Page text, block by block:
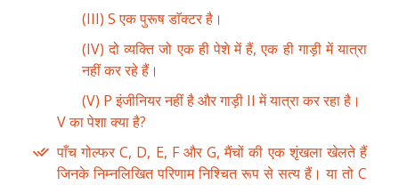
(III) S एक पुरूष डाॅक्टर है।
(IV) दो व्यक्ति जो एक ही पेशे में हैं, एक ही गाड़ी में यात्रा
नहीं कर रहे हैं।
(V) P इंजीनियर नहीं है और गाड़ी II में यात्रा कर रहा है।
V का पेशा क्या है?
पाँच गोल्फर C, D, E, F और G, मैंचों की एक शृंखला खेलते हैं
जिनके निम्नलिखित परिणाम निश्चित रूप से सत्य हैं। या तो C